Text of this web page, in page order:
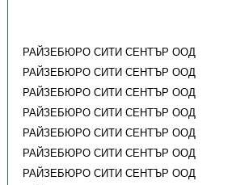
РАЙЗЕБЮРО СИТИ СЕНТЪР ООД
РАЙЗЕБЮРО СИТИ СЕНТЪР ООД
РАЙЗЕБЮРО СИТИ СЕНТЪР ООД
РАЙЗЕБЮРО СИТИ СЕНТЪР ООД
РАЙЗЕБЮРО СИТИ СЕНТЪР ООД
РАЙЗЕБЮРО СИТИ СЕНТЪР ООД
РАЙЗЕБЮРО СИТИ СЕНТЪР ООД